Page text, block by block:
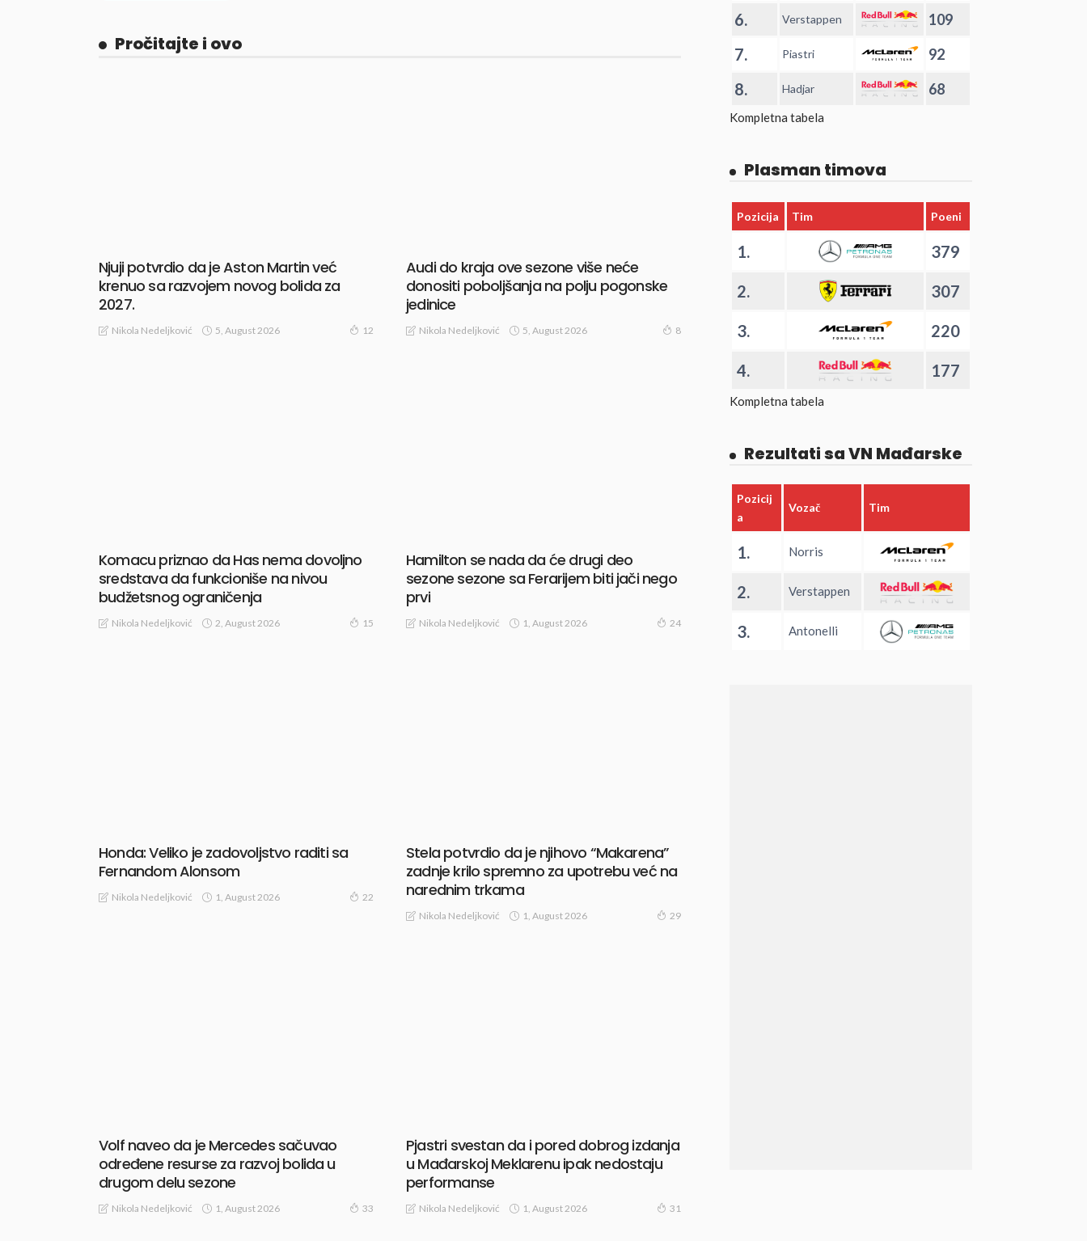
Pročitajte i ovo
Njuji potvrdio da je Aston Martin već
krenuo sa razvojem novog bolida za
2027.
Nikola Nedeljković 5, August 2026 12
Audi do kraja ove sezone više neće
donositi poboljšanja na polju pogonske
jedinice
Nikola Nedeljković 5, August 2026 8
Komacu priznao da Has nema dovoljno
sredstava da funkcioniše na nivou
budžetsnog ograničenja
Nikola Nedeljković 2, August 2026 15
Hamilton se nada da će drugi deo
sezone sezone sa Ferarijem biti jači nego
prvi
Nikola Nedeljković 1, August 2026 24
Honda: Veliko je zadovoljstvo raditi sa
Fernandom Alonsom
Nikola Nedeljković 1, August 2026 22
Stela potvrdio da je njihovo “Makarena”
zadnje krilo spremno za upotrebu već na
narednim trkama
Nikola Nedeljković 1, August 2026 29
Volf naveo da je Mercedes sačuvao
određene resurse za razvoj bolida u
drugom delu sezone
Nikola Nedeljković 1, August 2026 33
Pjastri svestan da i pored dobrog izdanja
u Mađarskoj Meklarenu ipak nedostaju
performanse
Nikola Nedeljković 1, August 2026 31
6. Verstappen 109
7. Piastri 92
8. Hadjar 68
Kompletna tabela
Plasman timova
Pozicija Tim Poeni
1. 379
2. 307
3. 220
4. 177
Kompletna tabela
Rezultati sa VN Mađarske
Pozicij
a
Vozač Tim
1. Norris
2. Verstappen
3. Antonelli